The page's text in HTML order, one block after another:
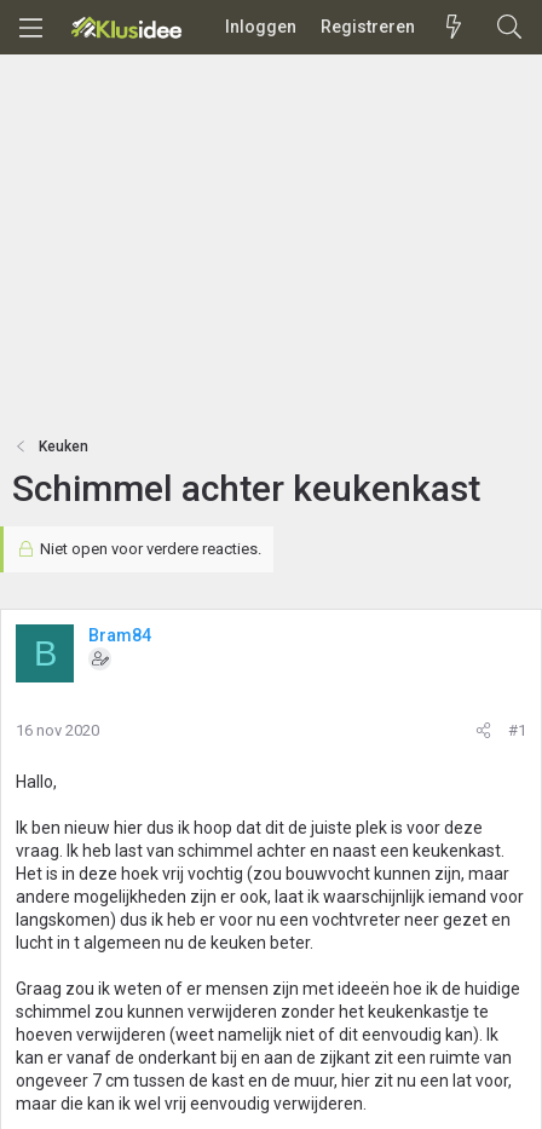
Inloggen Registreren
Keuken
Schimmel achter keukenkast
Niet open voor verdere reacties.
B Bram84
16 nov 2020 #1
Hallo,
Ik ben nieuw hier dus ik hoop dat dit de juiste plek is voor deze
vraag. Ik heb last van schimmel achter en naast een keukenkast.
Het is in deze hoek vrij vochtig (zou bouwvocht kunnen zijn, maar
andere mogelijkheden zijn er ook, laat ik waarschijnlijk iemand voor
langskomen) dus ik heb er voor nu een vochtvreter neer gezet en
lucht in t algemeen nu de keuken beter.
Graag zou ik weten of er mensen zijn met ideeën hoe ik de huidige
schimmel zou kunnen verwijderen zonder het keukenkastje te
hoeven verwijderen (weet namelijk niet of dit eenvoudig kan). Ik
kan er vanaf de onderkant bij en aan de zijkant zit een ruimte van
ongeveer 7 cm tussen de kast en de muur, hier zit nu een lat voor,
maar die kan ik wel vrij eenvoudig verwijderen.